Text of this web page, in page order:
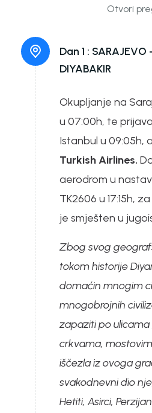
Otvori
Dan 1 : SARAJEVO
DIYABAKIR
Okupljanje na
u 07:00h, te
Istanbul u 09:05h,
Turkish Airlines.
aerodrom u
TK2606 u 17:15h,
je smješten u
Zbog svog
tokom historije
domaćin mnogim
mnogobrojnih
zapaziti po
crkvama,
iščezla iz ovoga
svakodnevni dio
Hetiti, Asirci,